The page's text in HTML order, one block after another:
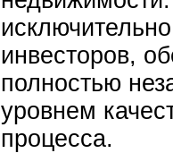
инвесторов,
полностью
уровнем
процесса.